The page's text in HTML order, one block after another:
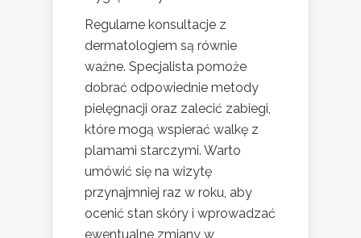
Regularne konsultacje z
dermatologiem są równie
ważne. Specjalista pomoże
dobrać odpowiednie metody
pielęgnacji oraz zalecić zabiegi,
które mogą wspierać walkę z
plamami starczymi. Warto
umówić się na wizytę
przynajmniej raz w roku, aby
ocenić stan skóry i wprowadzać
ewentualne zmiany w